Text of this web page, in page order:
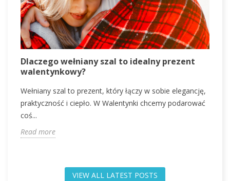
Dlaczego wełniany szal to idealny prezent
walentynkowy?
Wełniany szal to prezent, który łączy w sobie elegancję,
praktyczność i ciepło. W Walentynki chcemy podarować
coś...
Read more
VIEW ALL LATEST POSTS